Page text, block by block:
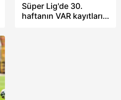
Süper Lig'de 30.
haftanın VAR kayıtları